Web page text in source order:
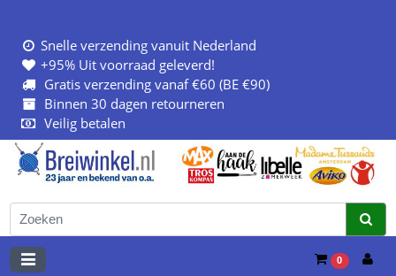
Snelle verzending vanuit Nederland
+95% Uit voorraad geleverd!
Gratis verzending vanaf €60 (BE €90)
Binnen 30 dagen retourneren
Veilig betalen
0